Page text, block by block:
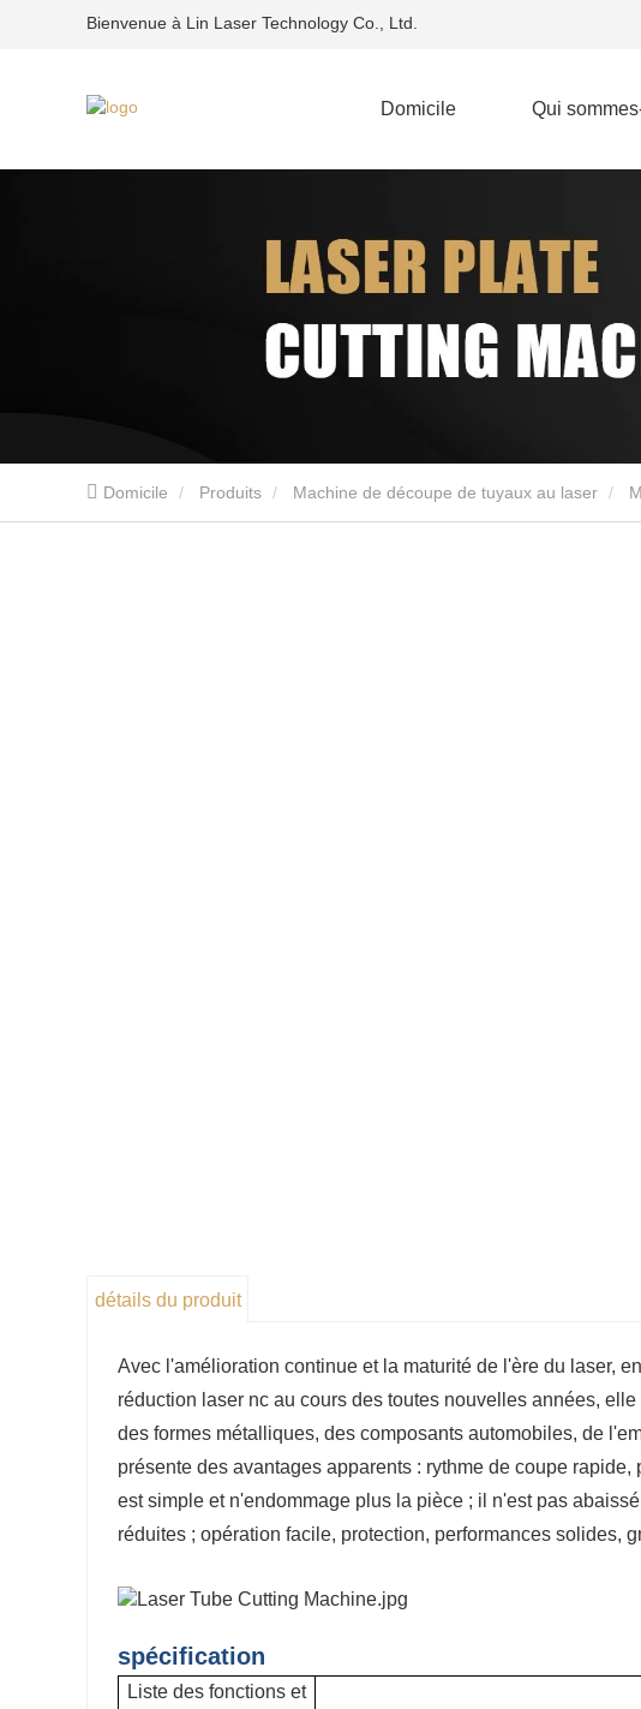
Bienvenue à Lin Laser Technology Co., Ltd.
Domicile Qui
Domicile Produits Machine de découpe de tuyaux au laser
détails du produit
Avec l'amélioration continue et la maturité de l'ère du laser,
réduction laser nc au cours des toutes nouvelles années,
des formes métalliques, des composants automobiles, de
présente des avantages apparents : rythme de coupe
est simple et n'endommage plus la pièce ; il n'est pas
réduites ; opération facile, protection, performances solides,
spécification
Liste des fonctions et